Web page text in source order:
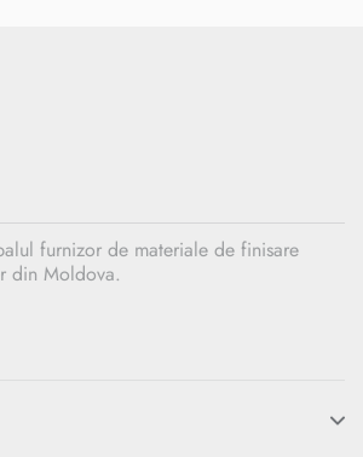
furnizor de materiale de finisare
din Moldova.